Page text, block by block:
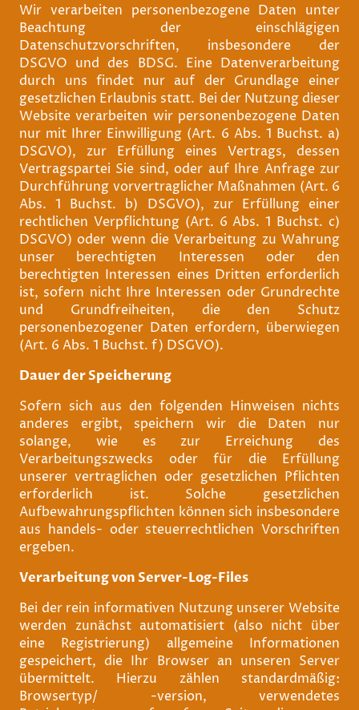
Wir verarbeiten personenbezogene Daten unter
Beachtung der einschlägigen
Datenschutzvorschriften, insbesondere der
DSGVO und des BDSG. Eine Datenverarbeitung
durch uns findet nur auf der Grundlage einer
gesetzlichen Erlaubnis statt. Bei der Nutzung dieser
Website verarbeiten wir personenbezogene Daten
nur mit Ihrer Einwilligung (Art. 6 Abs. 1 Buchst. a)
DSGVO), zur Erfüllung eines Vertrags, dessen
Vertragspartei Sie sind, oder auf Ihre Anfrage zur
Durchführung vorvertraglicher Maßnahmen (Art. 6
Abs. 1 Buchst. b) DSGVO), zur Erfüllung einer
rechtlichen Verpflichtung (Art. 6 Abs. 1 Buchst. c)
DSGVO) oder wenn die Verarbeitung zu Wahrung
unser berechtigten Interessen oder den
berechtigten Interessen eines Dritten erforderlich
ist, sofern nicht Ihre Interessen oder Grundrechte
und Grundfreiheiten, die den Schutz
personenbezogener Daten erfordern, überwiegen
(Art. 6 Abs. 1 Buchst. f) DSGVO).
Dauer der Speicherung
Sofern sich aus den folgenden Hinweisen nichts
anderes ergibt, speichern wir die Daten nur
solange, wie es zur Erreichung des
Verarbeitungszwecks oder für die Erfüllung
unserer vertraglichen oder gesetzlichen Pflichten
erforderlich ist. Solche gesetzlichen
Aufbewahrungspflichten können sich insbesondere
aus handels- oder steuerrechtlichen Vorschriften
ergeben.
Verarbeitung von Server-Log-Files
Bei der rein informativen Nutzung unserer Website
werden zunächst automatisiert (also nicht über
eine Registrierung) allgemeine Informationen
gespeichert, die Ihr Browser an unseren Server
übermittelt. Hierzu zählen standardmäßig:
Browsertyp/ -version, verwendetes